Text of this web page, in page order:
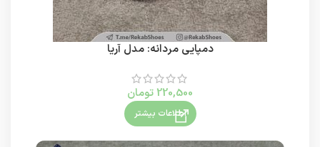
دمپایی مردانه: مدل آریا
220,500 تومان
اطلاعات بیشتر